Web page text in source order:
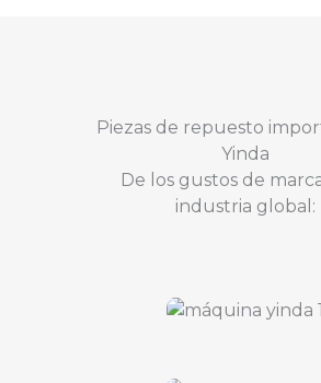
Piezas de repuesto
Yinda
De los gustos de
industria global: